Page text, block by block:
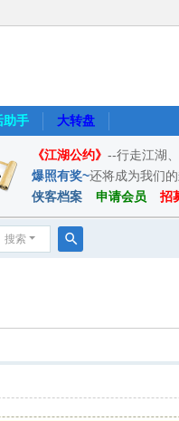
助手 大转盘
《江湖公约》 --行走江湖
爆照有奖~还将成为我们
侠客档案
申请会员 招
搜索